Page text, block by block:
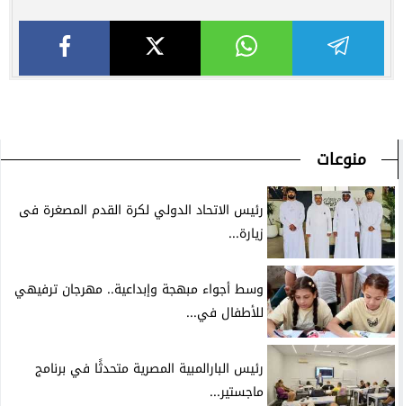
منوعات
رئيس الاتحاد الدولي لكرة القدم المصغرة فى
زيارة...
وسط أجواء مبهجة وإبداعية.. مهرجان ترفيهي
للأطفال في...
رئيس البارالمبية المصرية متحدثًا في برنامج
ماجستير...